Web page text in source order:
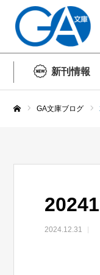
新刊情報
GA文庫ブログ
2024.12.31